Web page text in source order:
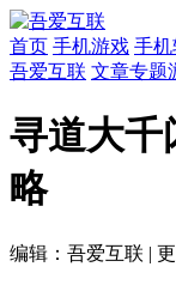
首页 手机游戏 手
吾爱互联 文章专题
寻道大千
略
编辑：吾爱互联 |